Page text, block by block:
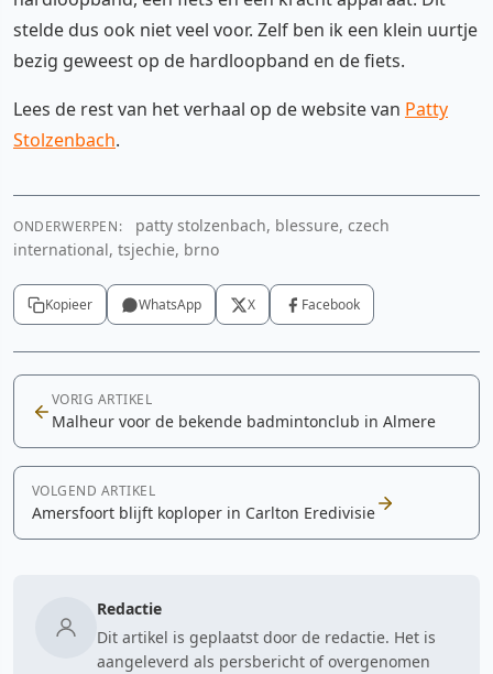
stelde dus ook niet veel voor. Zelf ben ik een klein uurtje
bezig geweest op de hardloopband en de fiets.
Lees de rest van het verhaal op de website van Patty
Stolzenbach.
ONDERWERPEN:
patty stolzenbach, blessure, czech
international, tsjechie, brno
Kopieer WhatsApp X Facebook
VORIG ARTIKEL
Malheur voor de bekende badmintonclub in Almere
VOLGEND ARTIKEL
Amersfoort blijft koploper in Carlton Eredivisie
Redactie
Dit artikel is geplaatst door de redactie. Het is
aangeleverd als persbericht of overgenomen